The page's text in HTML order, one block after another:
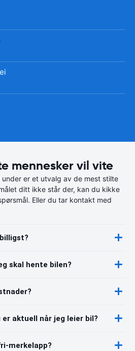
mennesker vil vite
under er et utvalg av de mest stilte
ditt ikke står der, kan du kikke
Eller du tar kontakt med
skal hente bilen?
aktuell når jeg leier bil?
merkelapp?